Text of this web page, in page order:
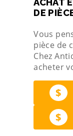
DE
Vous
pièce de
Chez
acheter
$
$